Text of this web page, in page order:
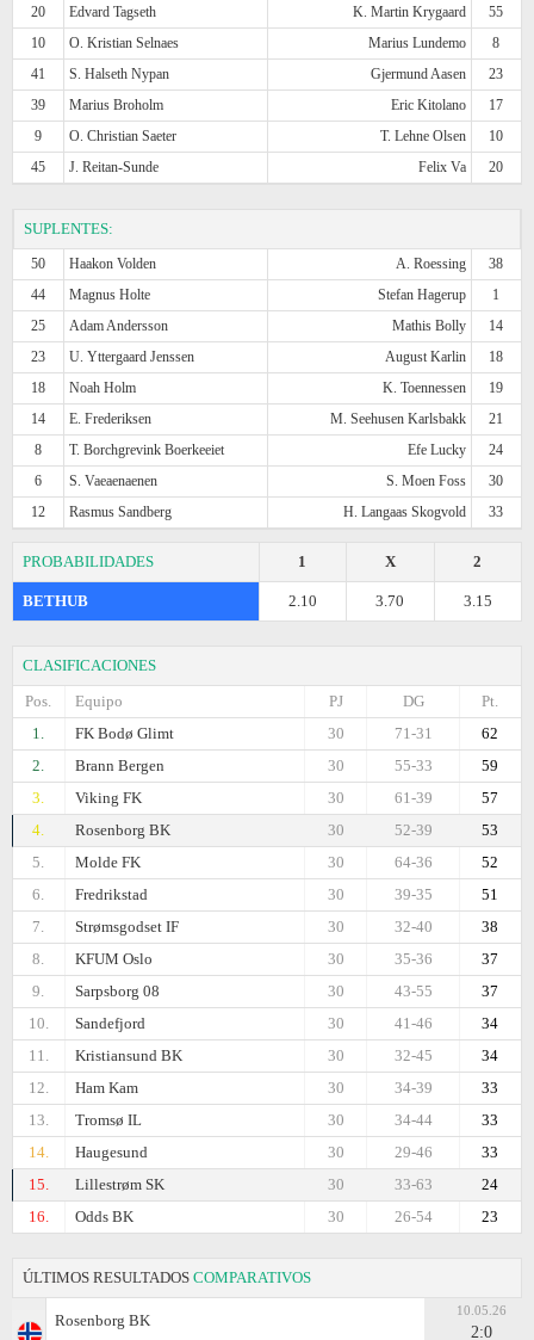
20
Edvard Tagseth K. Martin Krygaard
55
10
O. Kristian Selnaes Marius Lundemo
8
41
S. Halseth Nypan Gjermund Aasen
23
39
Marius Broholm Eric Kitolano
17
9
O. Christian Saeter T. Lehne Olsen
10
45
J. Reitan-Sunde Felix Va 20
SUPLENTES:
50 Haakon Volden A. Roessing
38
44
Magnus Holte Stefan Hagerup
1
25
Adam Andersson Mathis Bolly
14
23
U. Yttergaard Jenssen August Karlin
18
18
Noah Holm K. Toennessen
19
14
E. Frederiksen M. Seehusen Karlsbakk
21
8
T. Borchgrevink Boerkeeiet Efe Lucky
24
6
S. Vaeaenaenen S. Moen Foss
30
12
Rasmus Sandberg H. Langaas Skogvold 33
PROBABILIDADES 2
X
1
BETHUB 3.15
3.70
2.10
CLASIFICACIONES
Pos.
Equipo Pt.
DG
PJ
1.
FK Bodø Glimt 62
71-31
30
2.
Brann Bergen 59
55-33
30
3.
Viking FK 57
61-39
30
4.
Rosenborg BK 53
52-39
30
5.
Molde FK 52
64-36
30
6.
Fredrikstad 51
39-35
30
7.
Strømsgodset IF 38
32-40
30
8.
KFUM Oslo 37
35-36
30
9.
Sarpsborg 08 37
43-55
30
10.
Sandefjord 34
41-46
30
11.
Kristiansund BK 34
32-45
30
12.
Ham Kam 33
34-39
30
13.
Tromsø IL 33
34-44
30
14.
Haugesund 33
29-46
30
15.
Lillestrøm SK 24
33-63
30
16.
Odds BK 23
26-54
30
ÚLTIMOS RESULTADOS COMPARATIVOS
Rosenborg BK
10.05.26
2:0